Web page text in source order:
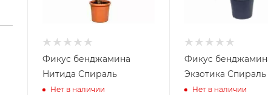
Фикус бенджамина
Нитида Спираль
Нет в наличии
Фикус
Экзотика Спираль
Нет в наличии